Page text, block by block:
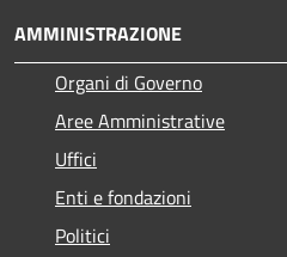
AMMINISTRAZIONE
Organi di Governo
Aree Amministrative
Uffici
Enti e fondazioni
Politici